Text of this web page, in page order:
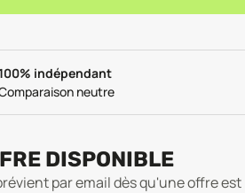
indépendant
neutre
DISPONIBLE
par email dès qu'une offre est